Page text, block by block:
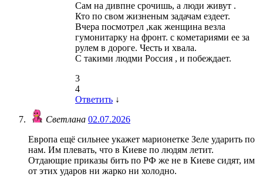
Сам на дивпне срочишь, а люди живут .
Кто по свом жизненым задачам ездеет.
Вчера посмотрел ,как женщина везла
гумонитарку на фронт. с кометариями ее за
рулем в дороге. Честь и хвала.
С такими людми Россия , и побеждает.
3
4
Ответить ↓
Светлана 02.07.2026
Европа ещё сильнее укажет марионетке Зеле ударить по
нам. Им плевать, что в Киеве по людям летит.
Отдающие приказы бить по РФ же не в Киеве сидят, им
от этих ударов ни жарко ни холодно.